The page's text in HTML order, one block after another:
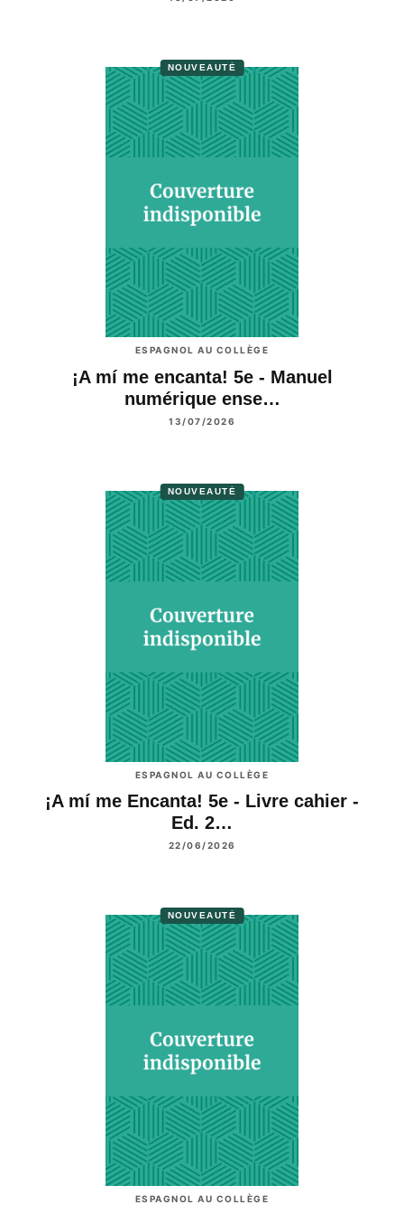
NOUVEAUTÉ
ESPAGNOL AU COLLÈGE
¡A mí me encanta! 5e - Manuel
numérique ense…
13/07/2026
NOUVEAUTÉ
ESPAGNOL AU COLLÈGE
¡A mí me Encanta! 5e - Livre cahier -
Ed. 2…
22/06/2026
NOUVEAUTÉ
ESPAGNOL AU COLLÈGE